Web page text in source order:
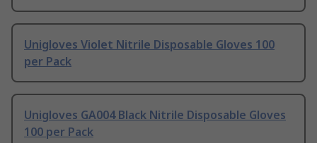
Unigloves Violet Nitrile Disposable Gloves 100
per Pack
Unigloves GA004 Black Nitrile Disposable Gloves
100 per Pack